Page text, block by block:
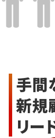
手間
新規
リー